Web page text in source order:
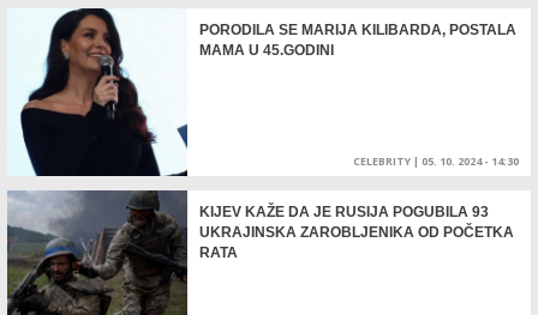
PORODILA SE MARIJA KILIBARDA, POSTALA
MAMA U 45.GODINI
CELEBRITY | 05. 10. 2024 - 14:30
KIJEV KAŽE DA JE RUSIJA POGUBILA 93
UKRAJINSKA ZAROBLJENIKA OD POČETKA
RATA